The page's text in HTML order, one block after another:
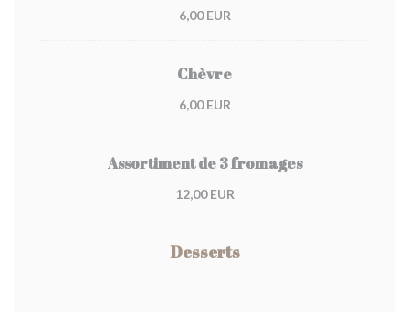
6,00 EUR
Chèvre
6,00 EUR
Assortiment de 3 fromages
12,00 EUR
Desserts